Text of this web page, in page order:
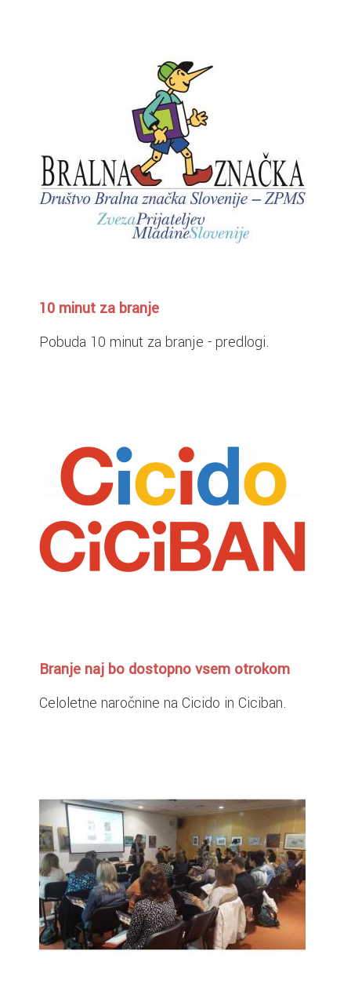
10 minut za branje
Pobuda 10 minut za branje - predlogi.
Branje naj bo dostopno vsem otrokom
Celoletne naročnine na Cicido in Ciciban.